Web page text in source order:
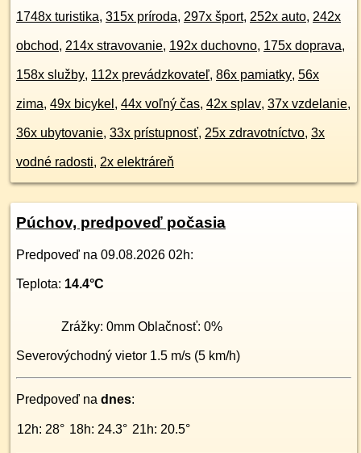
1748x turistika, 315x príroda, 297x šport, 252x auto, 242x
obchod, 214x stravovanie, 192x duchovno, 175x doprava,
158x služby, 112x prevádzkovateľ, 86x pamiatky, 56x
zima, 49x bicykel , 44x voľný čas, 42x splav, 37x vzdelanie,
36x ubytovanie, 33x prístupnosť, 25x zdravotníctvo, 3x
vodné radosti, 2x elektráreň
Púchov, predpoveď počasia
Predpoveď na 09.08.2026 02h:
Teplota: 14.4°C
Zrážky: 0mm Oblačnosť: 0%
Severovýchodný vietor 1.5 m/s (5 km/h)
Predpoveď na dnes:
12h: 28° 18h: 24.3° 21h: 20.5°